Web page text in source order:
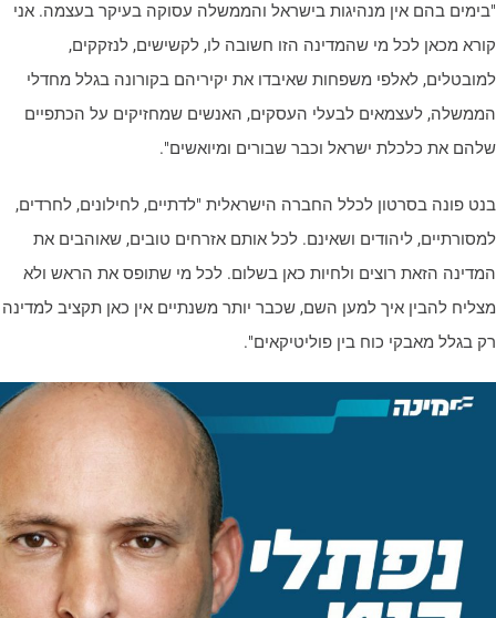
בהם אין מנהיגות בישראל והממשלה עסוקה בעיקר בעצמה. אני
מכאן לכל מי שהמדינה הזו חשובה לו, לקשישים, לנזקקים,
לאלפי משפחות שאיבדו את יקיריהם בקורונה בגלל מחדלי
לעצמאים לבעלי העסקים, האנשים שמחזיקים על הכתפיים
את כלכלת ישראל וכבר שבורים ומיואשים".
פונה בסרטון לכלל החברה הישראלית "לדתיים, לחילונים, לחרדים,
ליהודים ושאינם. לכל אותם אזרחים טובים, שאוהבים את
הזאת רוצים ולחיות כאן בשלום. לכל מי שתופס את הראש ולא
להבין איך למען השם, שכבר יותר משנתיים אין כאן תקציב למדינה
בגלל מאבקי כוח בין פוליטיקאים".